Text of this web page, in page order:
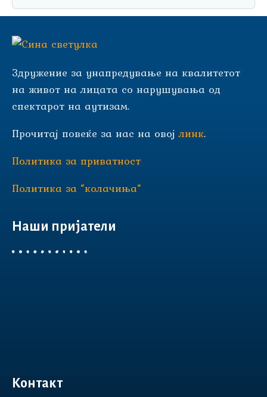
Здружение за унапредување на квалитетот
на живот на лицата со нарушувања од
спектарот на аутизам.
Прочитај повеќе за нас на овојлинк.
Политика за приватност
Политика за “колачиња“
Наши пријатели
Контакт